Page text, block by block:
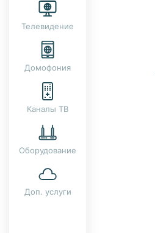
Телевидение
Домофония
Каналы ТВ
Оборудование
Доп. услуги